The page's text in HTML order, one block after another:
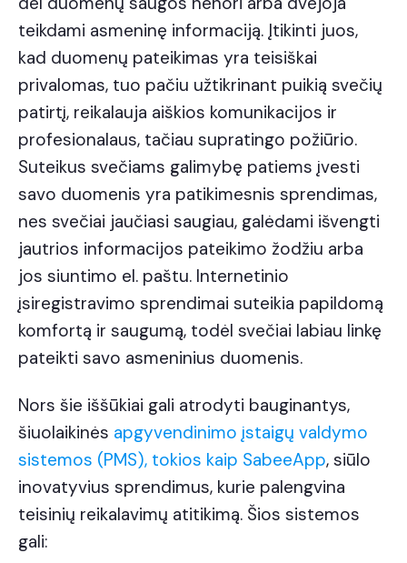
teikdami asmeninę informaciją. Įtikinti juos,
kad duomenų pateikimas yra teisiškai
privalomas, tuo pačiu užtikrinant puikią svečių
patirtį, reikalauja aiškios komunikacijos ir
profesionalaus, tačiau supratingo požiūrio.
Suteikus svečiams galimybę patiems įvesti
savo duomenis yra patikimesnis sprendimas,
nes svečiai jaučiasi saugiau, galėdami išvengti
jautrios informacijos pateikimo žodžiu arba
jos siuntimo el. paštu. Internetinio
įsiregistravimo sprendimai suteikia papildomą
komfortą ir saugumą, todėl svečiai labiau linkę
pateikti savo asmeninius duomenis.
Nors šie iššūkiai gali atrodyti bauginantys,
šiuolaikinės apgyvendinimo įstaigų valdymo
sistemos (PMS), tokios kaip SabeeApp, siūlo
inovatyvius sprendimus, kurie palengvina
teisinių reikalavimų atitikimą. Šios sistemos
gali: